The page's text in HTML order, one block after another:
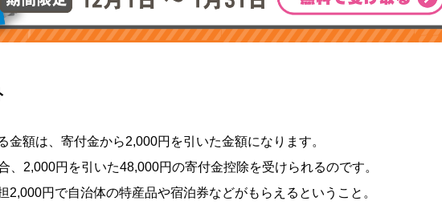
金額は、寄付金から2,000円を引いた金額になります。
、2,000円を引いた48,000円の寄付金控除を受けられるのです。
2,000円で自治体の特産品や宿泊券などがもらえるということ。